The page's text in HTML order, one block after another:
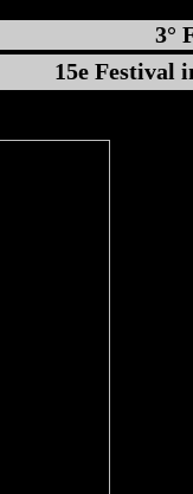
3°
15e Festival